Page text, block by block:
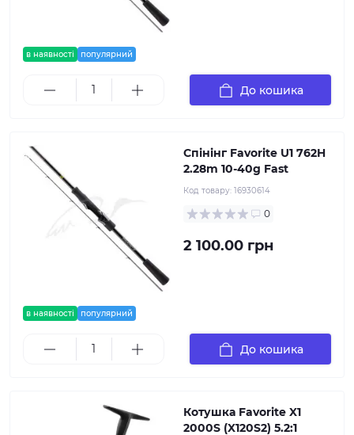
в наявності популярний
До кошика
в наявності популярний
Спінінг Favorite U1 762H
2.28m 10-40g Fast
Код товару: 16930614
0
2 100.00 грн
До кошика
Котушка Favorite X1
2000S (X120S2) 5.2:1